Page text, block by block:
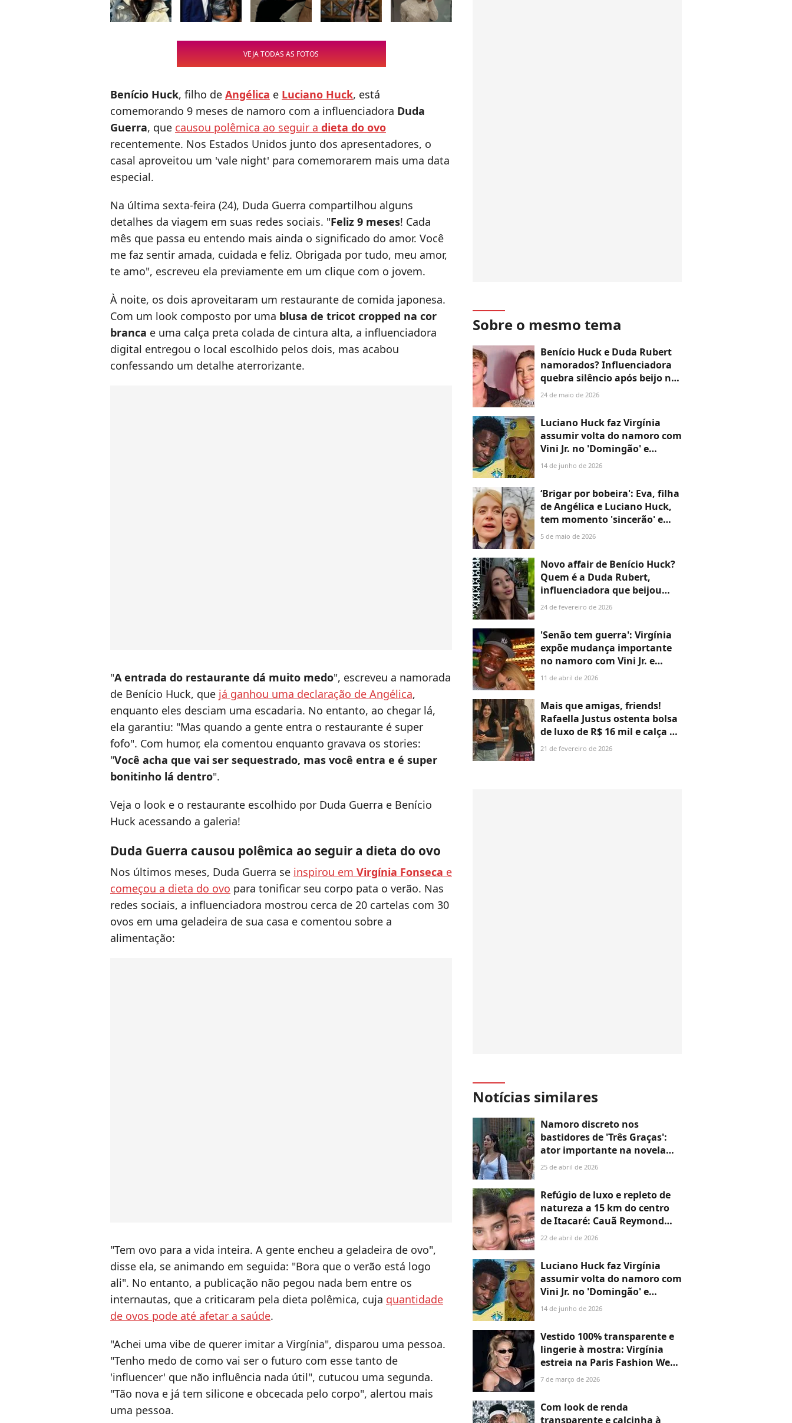
VEJA TODAS AS FOTOS
Benício Huck, filho de Angélica e Luciano Huck, está
comemorando 9 meses de namoro com a influenciadora Duda
Guerra, que causou polêmica ao seguir a dieta do ovo
recentemente. Nos Estados Unidos junto dos apresentadores, o
casal aproveitou um 'vale night' para comemorarem mais uma data
especial.
Na última sexta-feira (24), Duda Guerra compartilhou alguns
detalhes da viagem em suas redes sociais. "Feliz 9 meses! Cada
mês que passa eu entendo mais ainda o significado do amor. Você
me faz sentir amada, cuidada e feliz. Obrigada por tudo, meu amor,
te amo", escreveu ela previamente em um clique com o jovem.
À noite, os dois aproveitaram um restaurante de comida japonesa.
Com um look composto por uma blusa de tricot cropped na cor
branca e uma calça preta colada de cintura alta, a influenciadora
digital entregou o local escolhido pelos dois, mas acabou
confessando um detalhe aterrorizante.
"A entrada do restaurante dá muito medo", escreveu a namorada
de Benício Huck, que já ganhou uma declaração de Angélica,
enquanto eles desciam uma escadaria. No entanto, ao chegar lá,
ela garantiu: "Mas quando a gente entra o restaurante é super
fofo". Com humor, ela comentou enquanto gravava os stories:
"Você acha que vai ser sequestrado, mas você entra e é super
bonitinho lá dentro".
Veja o look e o restaurante escolhido por Duda Guerra e Benício
Huck acessando a galeria!
Duda Guerra causou polêmica ao seguir a dieta do ovo
Nos últimos meses, Duda Guerra se inspirou em Virgínia Fonseca e
começou a dieta do ovo para tonificar seu corpo pata o verão. Nas
redes sociais, a influenciadora mostrou cerca de 20 cartelas com 30
ovos em uma geladeira de sua casa e comentou sobre a
alimentação:
"Tem ovo para a vida inteira. A gente encheu a geladeira de ovo",
disse ela, se animando em seguida: "Bora que o verão está logo
ali". No entanto, a publicação não pegou nada bem entre os
internautas, que a criticaram pela dieta polêmica, cuja quantidade
de ovos pode até afetar a saúde.
"Achei uma vibe de querer imitar a Virgínia", disparou uma pessoa.
"Tenho medo de como vai ser o futuro com esse tanto de
'influencer' que não influência nada útil", cutucou uma segunda.
"Tão nova e já tem silicone e obcecada pelo corpo", alertou mais
uma pessoa.
Sobre o mesmo tema
Benício Huck e Duda Rubert
namorados? Influenciadora
quebra silêncio após beijo no
filho de Luciano Huck e
24 de maio de 2026
Luciano Huck faz Virgínia
assumir volta do namoro com
Vini Jr. no 'Domingão' e
influencer entrega detalhe de
Namorados: '2 anos'
14 de junho de 2026
‘Brigar por bobeira': Eva, filha
de Angélica e Luciano Huck,
tem momento 'sincerão' e
expõe conflitos na família
5 de maio de 2026
Novo affair de Benício Huck?
Quem é a Duda Rubert,
influenciadora que beijou
filho de Angélica no Carnaval
com Zé Felipe
24 de fevereiro de 2026
'Senão tem guerra': Virgínia
expõe mudança importante
no namoro com Vini Jr. e
'regra' que jogador tem que
Espanha
11 de abril de 2026
Mais que amigas, friends!
Rafaella Justus ostenta bolsa
de luxo de R$ 16 mil e calça de
crochê baratinha em passeio
21 de fevereiro de 2026
Notícias similares
Namoro discreto nos
bastidores de 'Três Graças':
ator importante na novela
assume relacionamento com
minha felicidade'
25 de abril de 2026
Refúgio de luxo e repleto de
natureza a 15 km do centro
de Itacaré: Cauã Reymond
escolhe hotel boutique
com a filha, Sofia
22 de abril de 2026
Luciano Huck faz Virgínia
assumir volta do namoro com
Vini Jr. no 'Domingão' e
influencer entrega detalhe de
Namorados: '2 anos'
14 de junho de 2026
Vestido 100% transparente e
lingerie à mostra: Virgínia
estreia na Paris Fashion Week
em grande estilo e ousadia do
Veja fotos!
7 de março de 2026
Com look de renda
transparente e calcinha à